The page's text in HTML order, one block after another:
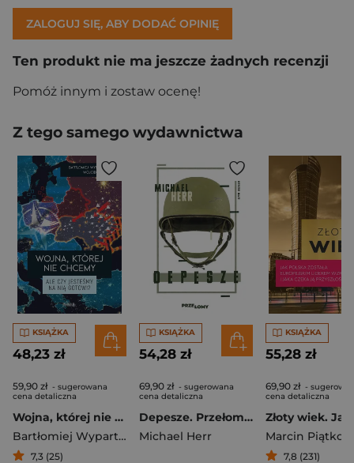
ZALOGUJ SIĘ, ABY DODAĆ OPINIĘ
Ten produkt nie ma jeszcze żadnych recenzji
Pomóż innym i zostaw ocenę!
Z tego samego wydawnictwa
KSIĄŻKA
48,23 zł
59,90 zł - sugerowana
cena detaliczna
Wojna, której nie chcemy. Ale czy jesteśmy na nią gotowi?
Bartłomiej Wypartowicz
,Wojciech Kozioł
7,3 (25)
KSIĄŻKA
54,28 zł
69,90 zł - sugerowana
cena detaliczna
Depesze. Przełomy. 1
Michael Herr
KSIĄŻKA
55,28 zł
69,90 zł -
cena detaliczna
Marcin
7,8 (231)